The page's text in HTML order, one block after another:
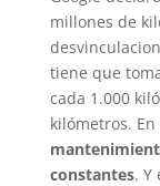
millones de
tiene que
cada 1.000
kilómetros.
constantes. Y